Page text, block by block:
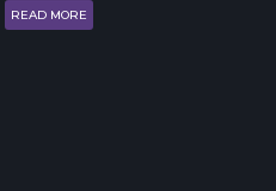
READ MORE